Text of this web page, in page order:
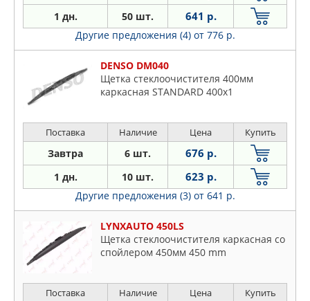
1 дн. 50 шт. 641 р.
Другие предложения (4) от 776 р.
DENSO DM040
Щетка стеклоочистителя 400мм
каркасная STANDARD 400x1
Поставка Наличие Цена Купить
Завтра 6 шт. 676 р.
1 дн. 10 шт. 623 р.
Другие предложения (3) от 641 р.
LYNXAUTO 450LS
Щетка стеклоочистителя каркасная со
спойлером 450мм 450 mm
Поставка Наличие Цена Купить